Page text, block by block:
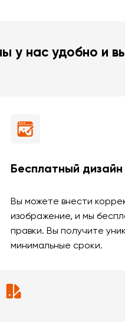
у нас удобно и
Бесплатный дизайн
Вы можете внести
изображение, и мы
правки. Вы получите
минимальные сроки.